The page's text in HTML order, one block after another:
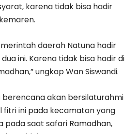
karena tidak bisa hadir
daerah Natuna hadir
ini. Karena tidak bisa hadir di
ungkap Wan Siswandi.
berencana akan bersilaturahmi
fitri ini pada kecamatan yang
pada saat safari Ramadhan,